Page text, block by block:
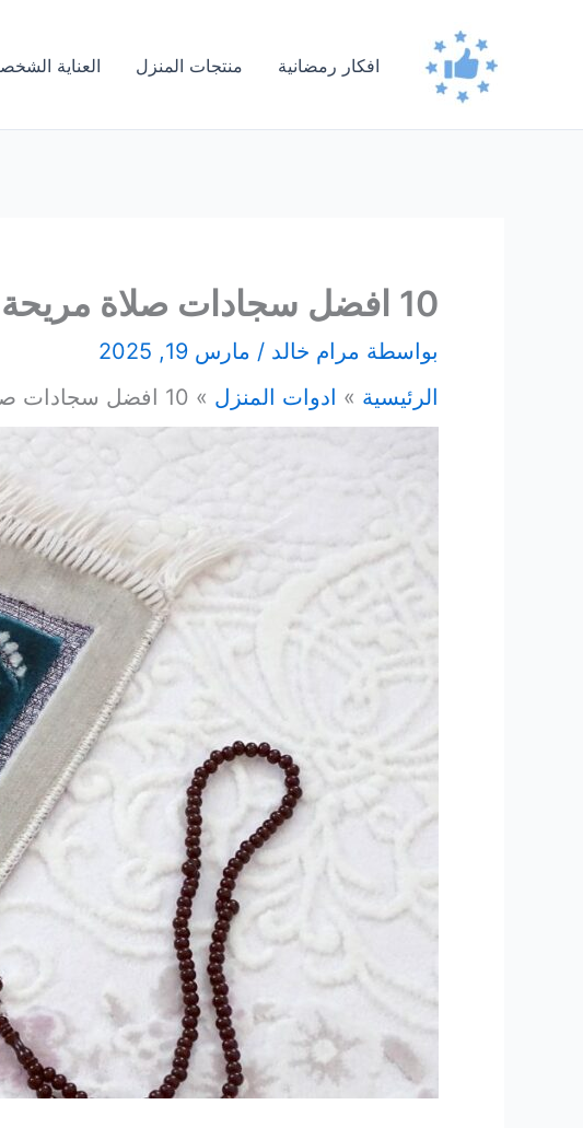
افكار رمضانية منتجات المنزل العناية
10 افضل سجادات صلاة مريحة وطبية – رمضان 2025
بواسطة مرام خالد / مارس 19, 2025
الرئيسية
ادوات المنزل 10 افضل سجادات صلاة مريحة وطبية – رمضان 2025